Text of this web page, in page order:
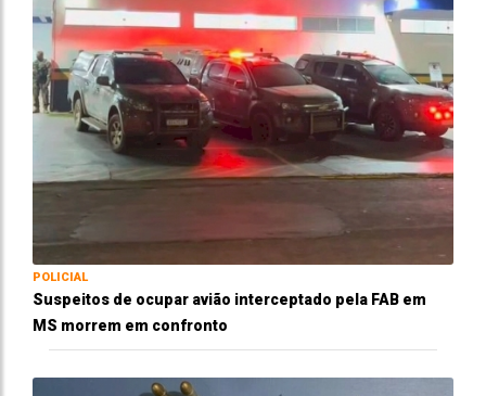
POLICIAL
Suspeitos de ocupar avião interceptado pela FAB em
MS morrem em confronto